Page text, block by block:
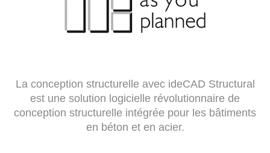
La conception structurelle avec ideCAD Structural
est une solution logicielle révolutionnaire de
conception structurelle intégrée pour les bâtiments
en béton et en acier.